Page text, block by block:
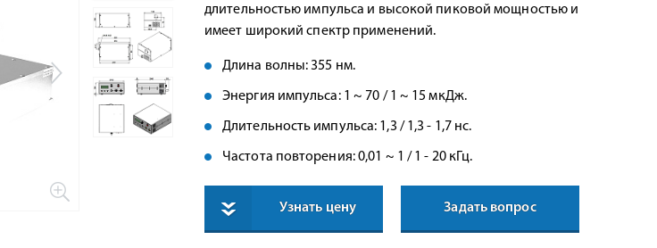
длительностью импульса и высокой пиковой мощностью и
имеет широкий спектр применений.
Длина волны: 355 нм.
Энергия импульса: 1 ~ 70 / 1 ~ 15 мкДж.
Длительность импульса: 1,3 / 1,3 - 1,7 нс.
Частота повторения: 0,01 ~ 1 / 1 - 20 кГц.
Узнать цену Задать вопрос